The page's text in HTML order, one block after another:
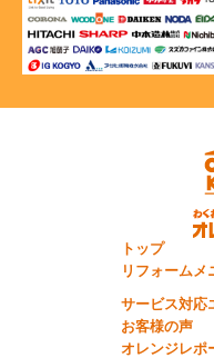
トップ
リフォームメ
サービス対応
お客様の声
オレンジレポ